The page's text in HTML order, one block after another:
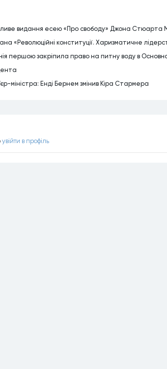
видання есею «Про свободу» Джона Стюарта
«Революційні конституції. Харизматичне
першою закріпила право на питну воду в
міністра: Енді Бернем змінив Кіра Стармера
увiйти в профiль